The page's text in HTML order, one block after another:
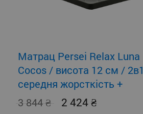
Матрац Persei Relax Luna
Cocos / висота 12 см / 2в1
середня жорсткість +
помірно-жорсткий
3 844 2 424